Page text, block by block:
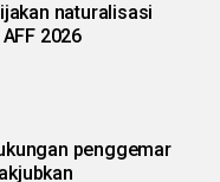
naturalisasi
2026
penggemar